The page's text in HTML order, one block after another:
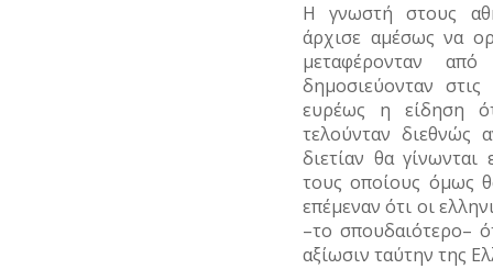
Η γνωστή στους
άρχισε αμέσως να
μεταφέρονταν
δημοσιεύονταν
ευρέως η είδηση
τελούνταν διεθνώς
διετίαν θα γίνωνται
τους οποίους όμως
επέμεναν ότι οι
–το σπουδαιότερο–
αξίωσιν ταύτην της